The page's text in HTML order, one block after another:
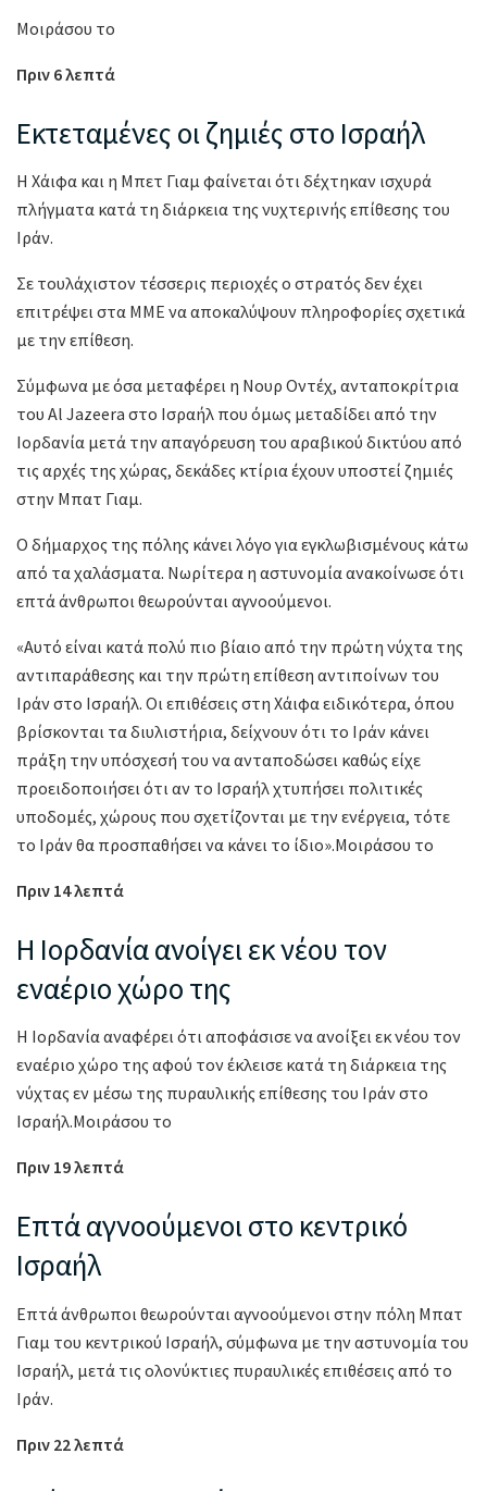
Μοιράσου το
Πριν 6 λεπτά
Εκτεταμένες οι ζημιές στο Ισραήλ
Η Χάιφα και η Μπετ Γιαμ φαίνεται ότι δέχτηκαν ισχυρά
πλήγματα κατά τη διάρκεια της νυχτερινής επίθεσης του
Ιράν.
Σε τουλάχιστον τέσσερις περιοχές ο στρατός δεν έχει
επιτρέψει στα ΜΜΕ να αποκαλύψουν πληροφορίες σχετικά
με την επίθεση.
Σύμφωνα με όσα μεταφέρει η Νουρ Οντέχ, ανταποκρίτρια
του Al Jazeera στο Ισραήλ που όμως μεταδίδει από την
Ιορδανία μετά την απαγόρευση του αραβικού δικτύου από
τις αρχές της χώρας, δεκάδες κτίρια έχουν υποστεί ζημιές
στην Μπατ Γιαμ.
Ο δήμαρχος της πόλης κάνει λόγο για εγκλωβισμένους κάτω
από τα χαλάσματα. Νωρίτερα η αστυνομία ανακοίνωσε ότι
επτά άνθρωποι θεωρούνται αγνοούμενοι.
«Αυτό είναι κατά πολύ πιο βίαιο από την πρώτη νύχτα της
αντιπαράθεσης και την πρώτη επίθεση αντιποίνων του
Ιράν στο Ισραήλ. Οι επιθέσεις στη Χάιφα ειδικότερα, όπου
βρίσκονται τα διυλιστήρια, δείχνουν ότι το Ιράν κάνει
πράξη την υπόσχεσή του να ανταποδώσει καθώς είχε
προειδοποιήσει ότι αν το Ισραήλ χτυπήσει πολιτικές
υποδομές, χώρους που σχετίζονται με την ενέργεια, τότε
το Ιράν θα προσπαθήσει να κάνει το ίδιο».Μοιράσου το
Πριν 14 λεπτά
Η Ιορδανία ανοίγει εκ νέου τον
εναέριο χώρο της
Η Ιορδανία αναφέρει ότι αποφάσισε να ανοίξει εκ νέου τον
εναέριο χώρο της αφού τον έκλεισε κατά τη διάρκεια της
νύχτας εν μέσω της πυραυλικής επίθεσης του Ιράν στο
Ισραήλ.Μοιράσου το
Πριν 19 λεπτά
Επτά αγνοούμενοι στο κεντρικό
Ισραήλ
Επτά άνθρωποι θεωρούνται αγνοούμενοι στην πόλη Μπατ
Γιαμ του κεντρικού Ισραήλ, σύμφωνα με την αστυνομία του
Ισραήλ, μετά τις ολονύκτιες πυραυλικές επιθέσεις από το
Ιράν.
Πριν 22 λεπτά